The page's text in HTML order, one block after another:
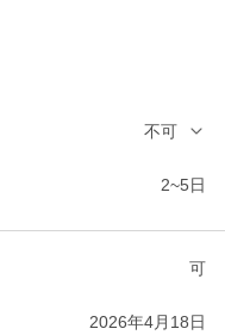
不可
2~5日
可
2026年4月18日